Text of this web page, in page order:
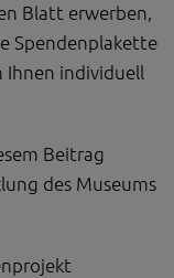
Blatt erwerben,
Spendenplakette
Ihnen individuell
Beitrag
des Museums